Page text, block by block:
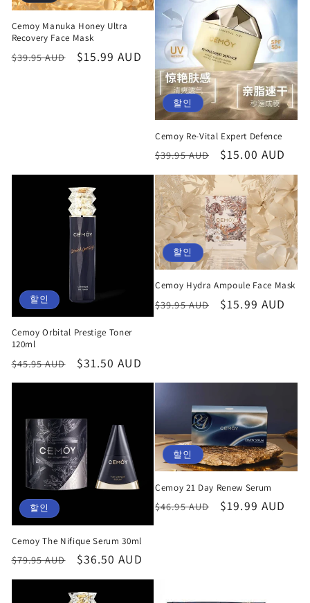
Cemoy Manuka Honey Ultra
Recovery Face Mask
정
$39.95 AUD
할
$15.99 AUD
할인
Cemoy Re-Vital Expert Defence
정
가
$39.95 AUD
할
인
$15.00 AUD
할인
Cemoy Orbital Prestige Toner
120ml
정
가
$45.95 AUD
할
인
$31.50 AUD
할인
Cemoy Hydra Ampoule Face Mask
정
$39.95 AUD
할
$15.99 AUD
할인
Cemoy The Nifique Serum 30ml
정
가
$79.95 AUD
할
인
가
$36.50 AUD
할인
Cemoy 21 Day Renew Serum
정
$46.95 AUD
할
$19.99 AUD